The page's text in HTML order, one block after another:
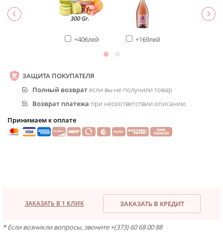
+406лей +169лей
ЗАЩИТА ПОКУПАТЕЛЯ
Полный возвратесли вы не получили товар
Возврат платежа при несоответствии описанию
Принимаем к оплате
ЗАКАЗАТЬ В 1 КЛИК ЗАКАЗАТЬ В КРЕДИТ
* Если возникли вопросы, звоните +(373) 60 68 00 88